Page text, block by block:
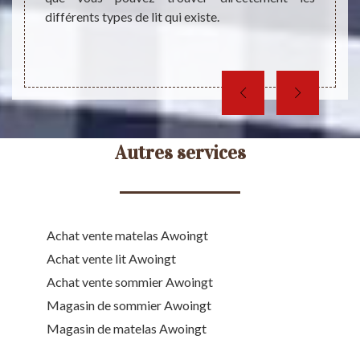
différents types de lit qui existe.
Autres services
Achat vente matelas Awoingt
Achat vente lit Awoingt
Achat vente sommier Awoingt
Magasin de sommier Awoingt
Magasin de matelas Awoingt